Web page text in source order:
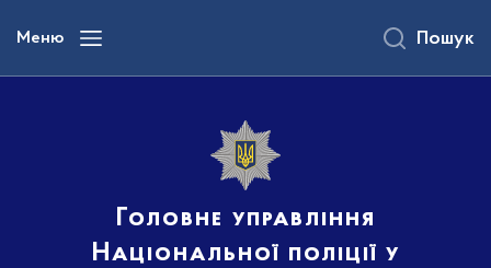
вмісту
Меню
Головне управління
Національної поліції у
Пошук